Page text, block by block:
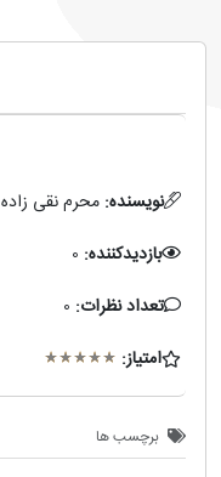
نویسنده: محرم نقی زاده
بازدیدکننده: 0
تعداد نظرات: 0
امتیاز:
برچسب ها